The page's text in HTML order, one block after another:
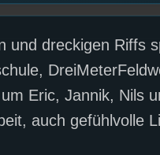
und dreckigen Riffs
Eric, Jannik, Nils
auch gefühlvolle